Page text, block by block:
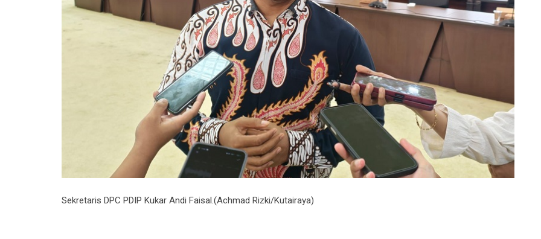
Sekretaris DPC PDIP Kukar Andi Faisal.(Achmad Rizki/Kutairaya)